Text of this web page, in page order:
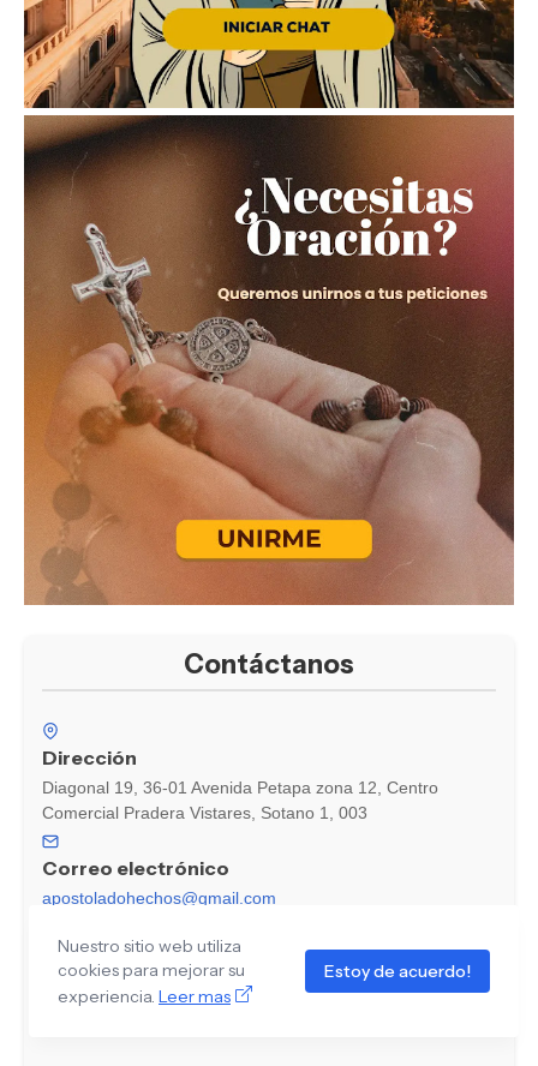
Contáctanos
Dirección
Diagonal 19, 36-01 Avenida Petapa zona 12, Centro
Comercial Pradera Vistares, Sotano 1, 003
Correo electrónico
apostoladohechos@gmail.com
Nuestro sitio web utiliza
cookies para mejorar su
experiencia. Leer mas
Estoy de acuerdo!